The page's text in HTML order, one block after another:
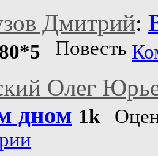
Дмитрий:
Повесть
Олег
дном 1k